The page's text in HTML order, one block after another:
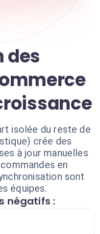
des
isolée du reste de
crée des
à jour manuelles
en
sont
équipes.
négatifs :